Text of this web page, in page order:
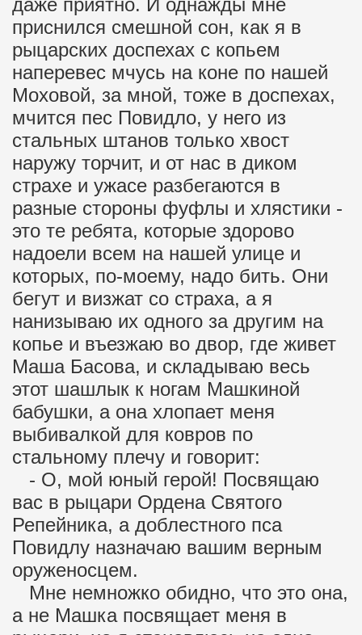
даже приятно. И однажды мне
приснился смешной сон, как я в
рыцарских доспехах с копьем
наперевес мчусь на коне по нашей
Моховой, за мной, тоже в доспехах,
мчится пес Повидло, у него из
стальных штанов только хвост
наружу торчит, и от нас в диком
страхе и ужасе разбегаются в
разные стороны фуфлы и хлястики -
это те ребята, которые здорово
надоели всем на нашей улице и
которых, по-моему, надо бить. Они
бегут и визжат со страха, а я
нанизываю их одного за другим на
копье и въезжаю во двор, где живет
Маша Басова, и складываю весь
этот шашлык к ногам Машкиной
бабушки, а она хлопает меня
выбивалкой для ковров по
стальному плечу и говорит:
- О, мой юный герой! Посвящаю
вас в рыцари Ордена Святого
Репейника, а доблестного пса
Повидлу назначаю вашим верным
оруженосцем.
Мне немножко обидно, что это она,
а не Машка посвящает меня в